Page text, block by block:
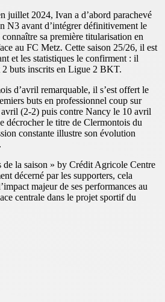
juillet 2024, Ivan a d’abord parachevé
N3 avant d’intégrer définitivement le
sa première titularisation en
au FC Metz. Cette saison 25/26, il est
et les statistiques le confirment : il
2 buts inscrits en Ligue 2 BKT.
d’avril remarquable, il s’est offert le
buts en professionnel coup sur
(2-2) puis contre Nancy le 10 avril
décrocher le titre de Clermontois du
constante illustre son évolution
la saison » by Crédit Agricole Centre
décerné par les supporters, cela
majeur de ses performances au
centrale dans le projet sportif du